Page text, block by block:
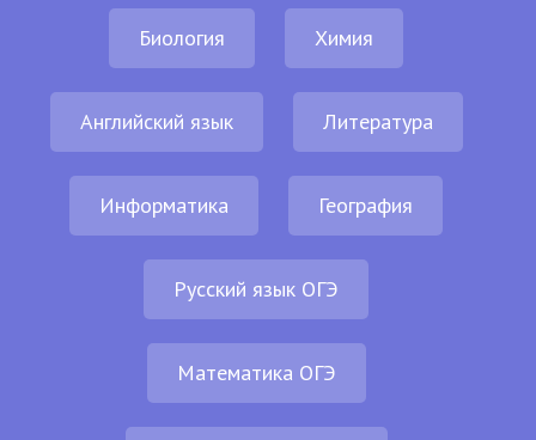
Биология Химия
Английский язык Литература
Информатика География
Русский язык ОГЭ
Математика ОГЭ